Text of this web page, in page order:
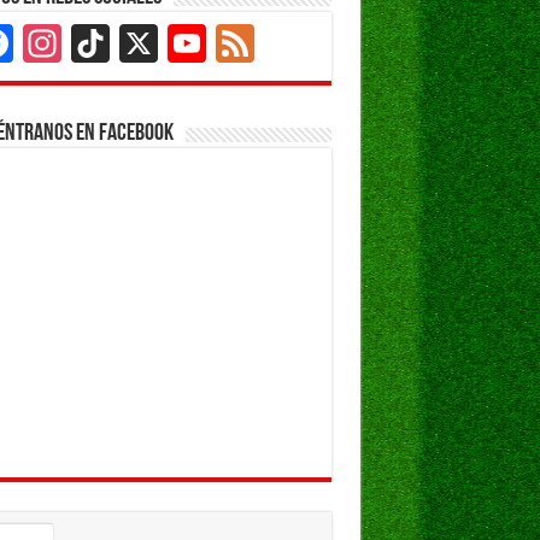
Facebook
Instagram
TikTok
X YouTube
Channel
Feed
en Facebook